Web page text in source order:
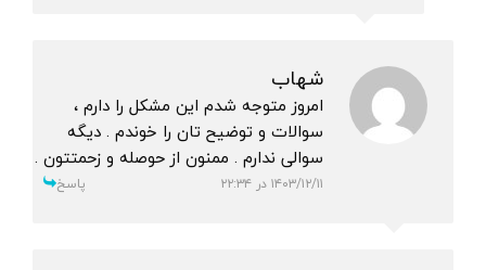
شهاب
امروز متوجه شدم این مشکل را دارم ،
سوالات و توضیح تان را خوندم . دیگه
سوالی ندارم . ممنون از حوصله و زحمتتون .
۱۴۰۳/۱۲/۱۱ در ۲۲:۳۴ پاسخ